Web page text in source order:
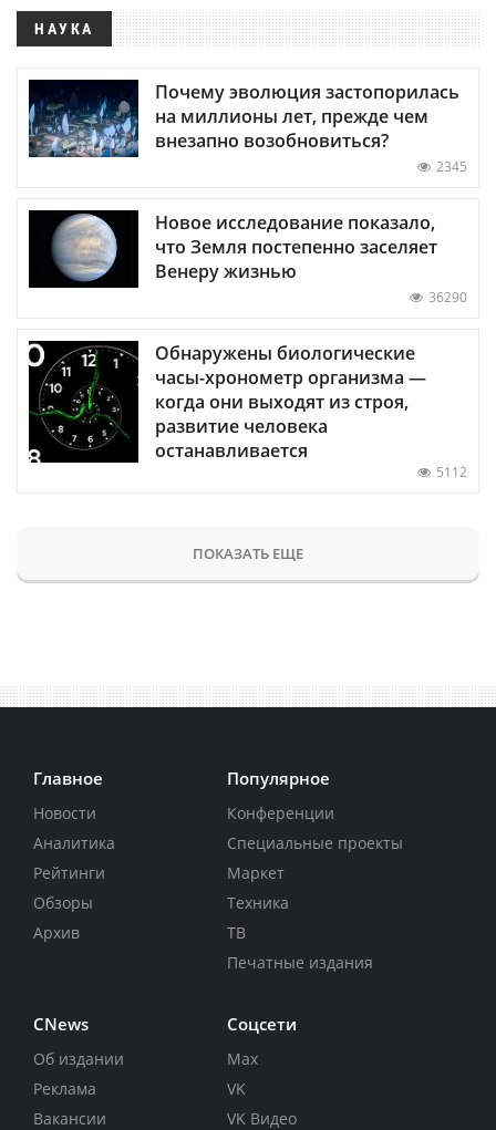
НАУКА
Почему эволюция застопорилась
на миллионы лет, прежде чем
внезапно возобновиться?
2345
Новое исследование показало,
что Земля постепенно заселяет
Венеру жизнью
36290
Обнаружены биологические
часы-хронометр организма —
когда они выходят из строя,
развитие человека
останавливается
5112
ПОКАЗАТЬ ЕЩЕ
Главное
Новости
Аналитика
Рейтинги
Обзоры
Архив
Популярное
Конференции
Специальные проекты
Маркет
Техника
ТВ
Печатные издания
CNews
Об издании
Реклама
Вакансии
Соцсети
Max
VK
VK Видео